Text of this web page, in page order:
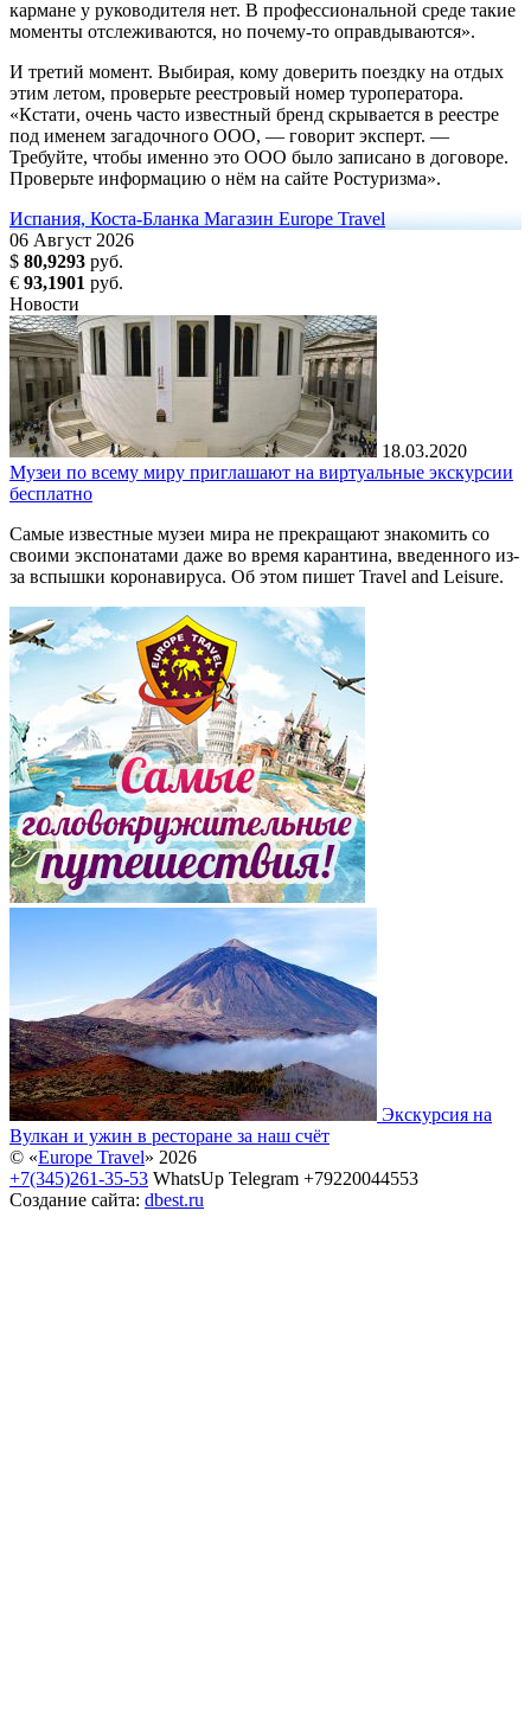
кармане у руководителя нет. В профессиональной среде такие
моменты отслеживаются, но почему-то оправдываются».
И третий момент. Выбирая, кому доверить поездку на отдых
этим летом, проверьте реестровый номер туроператора.
«Кстати, очень часто известный бренд скрывается в реестре
под именем загадочного ООО, — говорит эксперт. —
Требуйте, чтобы именно это ООО было записано в договоре.
Проверьте информацию о нём на сайте Ростуризма».
Испания, Коста-Бланка Магазин Europe Travel
06 Август 2026
$ 80,9293 руб.
€ 93,1901 руб.
Новости
18.03.2020
Музеи по всему миру приглашают на виртуальные экскурсии
бесплатно
Самые известные музеи мира не прекращают знакомить со
своими экспонатами даже во время карантина, введенного из-
за вспышки коронавируса. Об этом пишет Travel and Leisure.
Экскурсия на
Вулкан и ужин в ресторане за наш счёт
© «Europe Travel» 2026
+7(345)261-35-53 WhatsUp Telegram +79220044553
Создание сайта: dbest.ru